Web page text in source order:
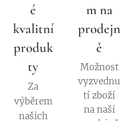
é
kvalitní
produk
ty
Za
výběrem
našich
m na
prodejn
ě
Možnost
vyzvednu
tí zboží
na naší